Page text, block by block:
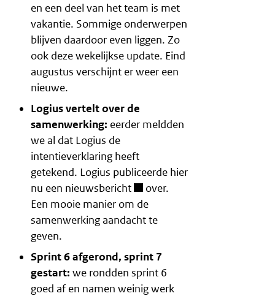
en een deel van het team is met
vakantie. Sommige onderwerpen
blijven daardoor even liggen. Zo
ook deze wekelijkse update. Eind
augustus verschijnt er weer een
nieuwe.
Logius vertelt over de
samenwerking: eerder meldden
we al dat Logius de
intentieverklaringheeft
getekend. Logius publiceerde hier
nu een nieuwsbericht
over.
Een mooie manier om de
samenwerking aandacht te
geven.
Sprint 6 afgerond, sprint 7
gestart: we rondden sprint 6
goed af en namen weinig werk